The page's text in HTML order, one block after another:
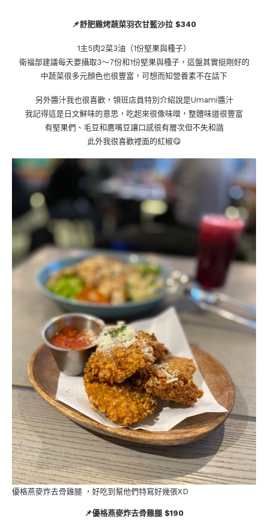
📌舒肥雞烤蔬菜羽衣甘藍沙拉 $340
1主5肉2菜3油（1份堅果與種子）
衛福部建議每天要攝取3～7份和1份堅果與種子，這盤其實挺剛好的
中蔬菜很多元顏色也很豐富，可想而知營養素不在話下
另外醬汁我也很喜歡，領班店員特別介紹說是Umami醬汁
我記得這是日文鮮味的意思，吃起來很像味噌，整體味道很豐富
有堅果們、毛豆和鷹嘴豆讓口感很有層次但不失和諧
此外我很喜歡裡面的紅椒😋
優格燕麥炸去骨雞腿 ，好吃到幫他們特寫好幾張XD
📌優格燕麥炸去骨雞腿 $190